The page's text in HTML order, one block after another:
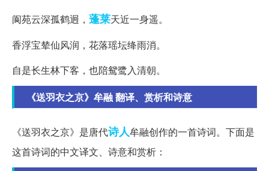
阆苑云深孤鹤迥， 蓬莱天近一身遥。
香浮宝辇仙风润，花落瑶坛绛雨消。
自是长生林下客，也陪鸳鹭入清朝。
《送羽衣之京》牟融 翻译、赏析和诗意
《送羽衣之京》是唐代诗人牟融创作的一首诗词。下面是
这首诗词的中文译文、诗意和赏析：